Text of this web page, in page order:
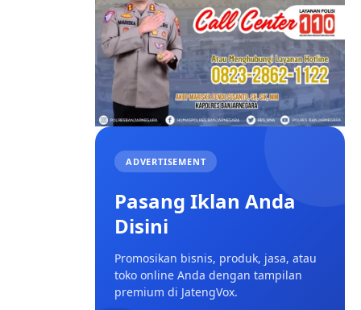
ADVERTISEMENT
Pasang Iklan Anda
Disini
Promosikan bisnis, produk, jasa, atau
toko online Anda dengan tampilan
premium di JatengVox.